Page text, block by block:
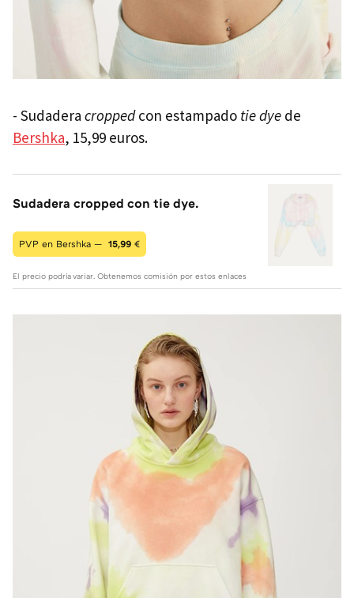
- Sudadera croppedcon estampado tie dye de
Bershka, 15,99 euros.
Sudadera cropped con tie dye.
PVP en Bershka — 15,99 €
El precio podría variar. Obtenemos comisión por estos enlaces